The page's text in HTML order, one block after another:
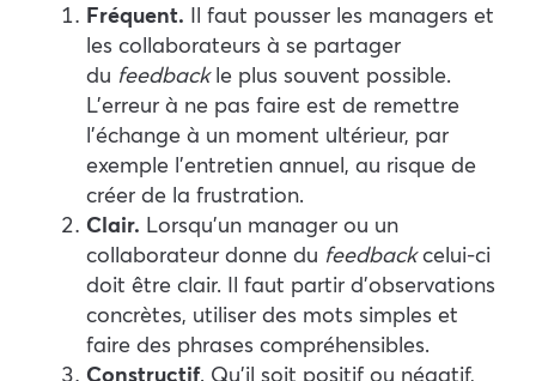
Fréquent. Il faut pousser les managers et
les collaborateurs à se partager
du feedbackle plus souvent possible.
L’erreur à ne pas faire est de remettre
l’échange à un moment ultérieur, par
exemple l’entretien annuel, au risque de
créer de la frustration.
Clair. Lorsqu’un manager ou un
collaborateur donne du feedbackcelui-ci
doit être clair. Il faut partir d’observations
concrètes, utiliser des mots simples et
faire des phrases compréhensibles.
Constructif. Qu’il soit positif ou négatif,